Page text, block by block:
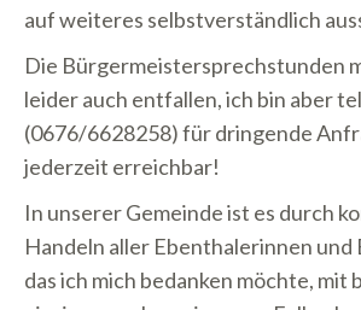
auf weiteres selbstverständlich
Die Bürgermeistersprechstunden
leider auch entfallen, ich bin aber
(0676/6628258) für dringende
jederzeit erreichbar!
In unserer Gemeinde ist es durch
Handeln aller Ebenthalerinnen
das ich mich bedanken möchte, mit